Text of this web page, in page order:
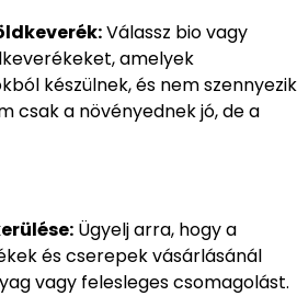
Válassz bio vagy
amelyek
készülnek, és nem szennyezik
csak a növényednek jó, de a
Ügyelj arra, hogy a
és cserepek vásárlásánál
vagy felesleges csomagolást.